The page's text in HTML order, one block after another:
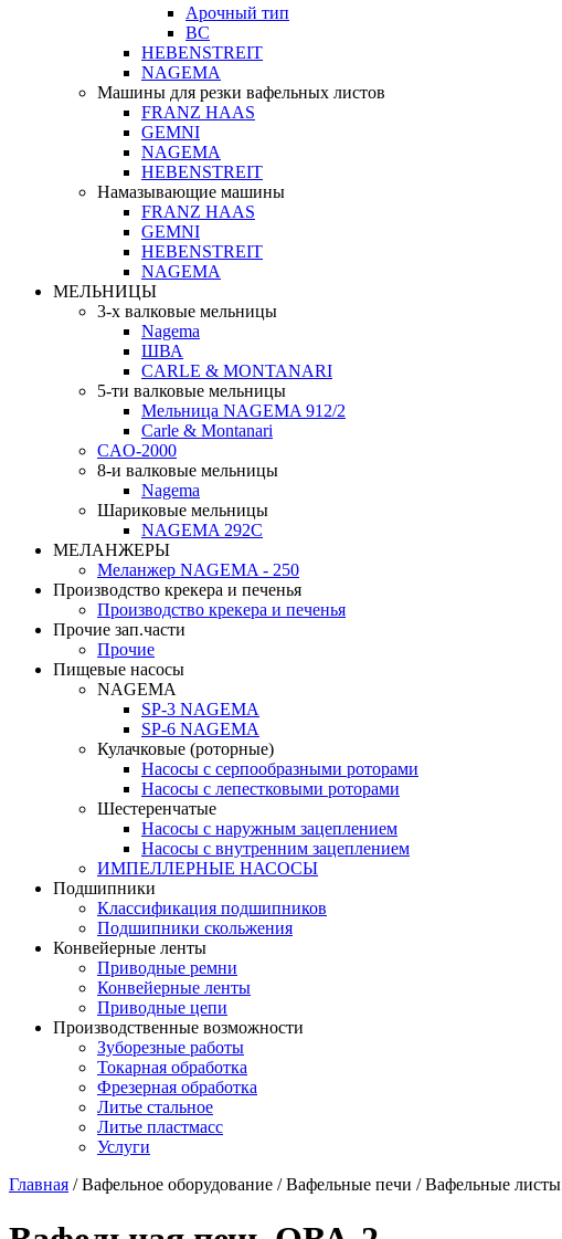
Арочный тип
ВС
HEBENSTREIT
NAGEMA
Машины для резки вафельных листов
FRANZ HAAS
GEMNI
NAGEMA
HEBENSTREIT
Намазывающие машины
FRANZ HAAS
GEMNI
HEBENSTREIT
NAGEMA
МЕЛЬНИЦЫ
3-х валковые мельницы
Nagema
ШВА
CARLE & MONTANARI
5-ти валковые мельницы
Мельница NAGEMA 912/2
Carle & Montanari
CAO-2000
8-и валковые мельницы
Nagema
Шариковые мельницы
NAGEMA 292C
МЕЛАНЖЕРЫ
Меланжер NAGEMA - 250
Производство крекера и печенья
Производство крекера и печенья
Прочие зап.части
Прочие
Пищевые насосы
NAGEMA
SP-3 NAGEMA
SP-6 NAGEMA
Кулачковые (роторные)
Насосы с серпообразными роторами
Насосы с лепестковыми роторами
Шестеренчатые
Насосы с наружным зацеплением
Насосы с внутренним зацеплением
ИМПЕЛЛЕРНЫЕ НАСОСЫ
Подшипники
Классификация подшипников
Подшипники скольжения
Конвейерные ленты
Приводные ремни
Конвейерные ленты
Приводные цепи
Производственные возможности
Зуборезные работы
Токарная обработка
Фрезерная обработка
Литье стальное
Литье пластмасс
Услуги
Главная /Вафельное оборудование /Вафельные печи /Вафельные листы